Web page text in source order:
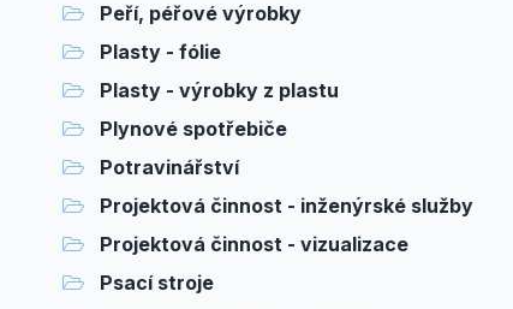
Peří, péřové výrobky
Plasty - fólie
Plasty - výrobky z plastu
Plynové spotřebiče
Potravinářství
Projektová činnost - inženýrské služby
Projektová činnost - vizualizace
Psací stroje